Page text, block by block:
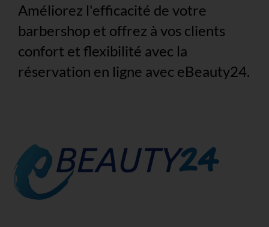
Améliorez l'efficacité de votre
barbershop et offrez à vos clients
confort et flexibilité avec la
réservation en ligne avec eBeauty24.